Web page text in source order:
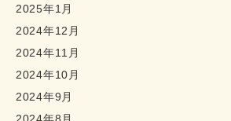
2025年1月
2024年12月
2024年11月
2024年10月
2024年9月